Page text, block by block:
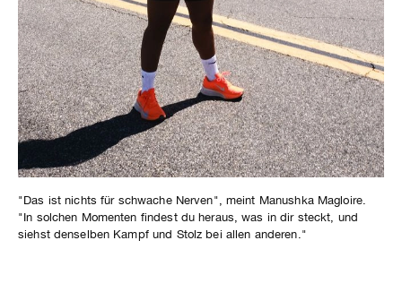
"Das ist nichts für schwache Nerven", meint Manushka Magloire.
"In solchen Momenten findest du heraus, was in dir steckt, und
siehst denselben Kampf und Stolz bei allen anderen."